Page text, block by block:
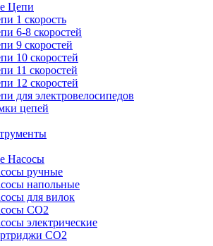
Цепи
1 скорость
6-8 скоростей
9 скоростей
10 скоростей
11 скоростей
12 скоростей
для электровелосипедов
цепей
Насосы
ручные
напольные
для вилок
CO2
электрические
CO2